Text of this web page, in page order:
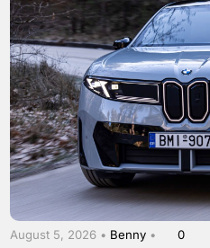
August 5, 2026 • Benny • 0